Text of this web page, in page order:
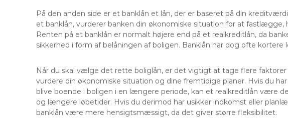
På den anden side er et banklån et lån, der er baseret på din
et banklån, vurderer banken din økonomiske situation for at fastlægge,
Renten på et banklån er normalt højere end på et realkreditlån, da
sikkerhed i form af belåningen af boligen. Banklån har dog ofte kortere
Når du skal vælge det rette boliglån, er det vigtigt at tage flere
vurdere din økonomiske situation og dine fremtidige planer. Hvis du
blive boende i boligen i en længere periode, kan et realkreditlån være
og længere løbetider. Hvis du derimod har usikker indkomst eller
banklån være mere hensigtsmæssigt, da det giver større fleksibilitet.